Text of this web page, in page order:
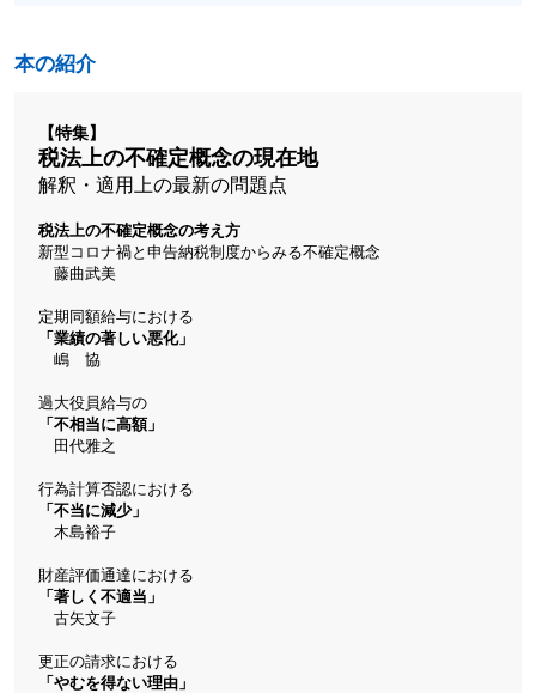
本の紹介
【特集】
税法上の不確定概念の現在地
解釈・適用上の最新の問題点
税法上の不確定概念の考え方
新型コロナ禍と申告納税制度からみる不確定概念
藤曲武美
定期同額給与における
「業績の著しい悪化」
嶋 協
過大役員給与の
「不相当に高額」
田代雅之
行為計算否認における
「不当に減少」
木島裕子
財産評価通達における
「著しく不適当」
古矢文子
更正の請求における
「やむを得ない理由」